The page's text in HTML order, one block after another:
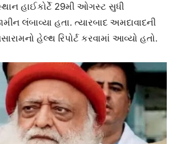
હાઈકોર્ટે 29મી ઓગસ્ટ સુધી
લંબાવ્યા હતા. ત્યારબાદ અમદાવાદની
હેલ્થ રિપોર્ટ કરવામાં આવ્યો હતો.